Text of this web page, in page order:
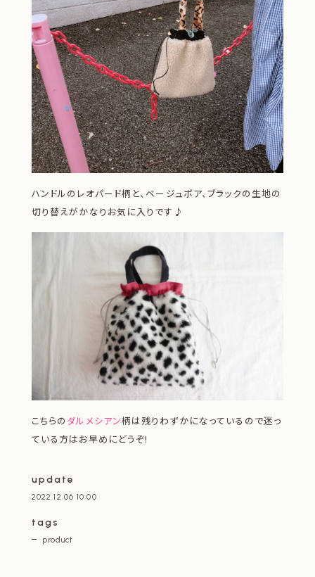
ハンドルのレオパード柄と、ベージュボア、ブラックの生地の
切り替えがかなりお気に入りです♪
こちらの ダルメシアン柄は残りわずかになっているので迷っ
ている方はお早めにどうぞ!
update
2022.12.06 10:00
tags
product